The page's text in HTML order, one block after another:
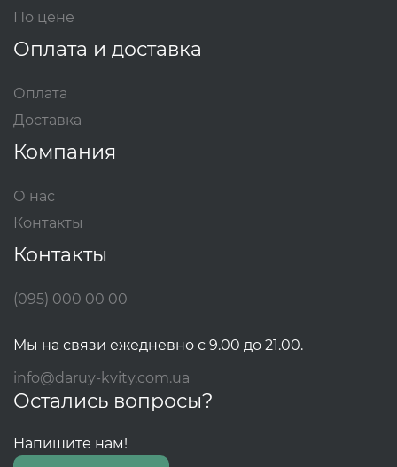
По цене
Оплата и доставка
Оплата
Доставка
Компания
О нас
Контакты
Контакты
(095) 000 00 00
Мы на связи ежедневно с 9.00 до 21.00.
info@daruy-kvity.com.ua
Остались вопросы?
Напишите нам!